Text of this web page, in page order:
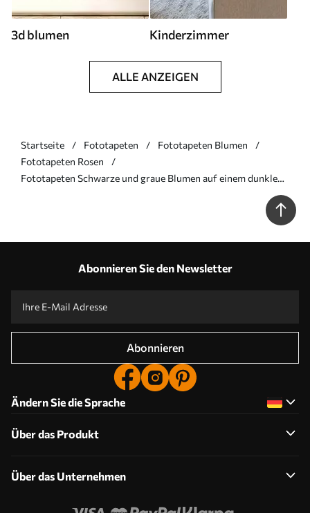
3d blumen Kinderzimmer
ALLE ANZEIGEN
Startseite Fototapeten
Fototapeten Blumen
Fototapeten Rosen
Fototapeten Schwarze und graue Blumen auf einem dunklen
Abonnieren Sie den Newsletter
Abonnieren
Ändern Sie die Sprache
Über das Produkt
Über das Unternehmen